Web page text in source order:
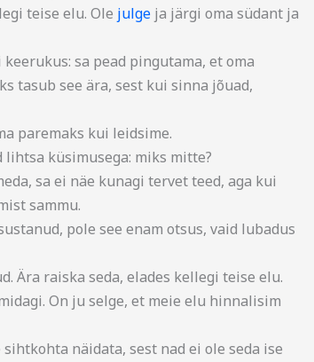
teise elu. Ole julgeja järgi oma südant ja
sa pead pingutama, et oma
tasub see ära, sest kui sinna jõuad,
paremaks kui leidsime.
lihtsa küsimusega: miks mitte?
sa ei näe kunagi tervet teed, aga kui
sammu.
pole see enam otsus, vaid lubadus
Ära raiska seda, elades kellegi teise elu.
On ju selge, et meie elu hinnalisim
näidata, sest nad ei ole seda ise